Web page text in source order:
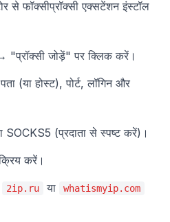
से फॉक्सीप्रॉक्सी एक्सटेंशन इंस्टॉल
"प्रॉक्सी जोड़ें" पर क्लिक करें।
(या होस्ट), पोर्ट, लॉगिन और
(प्रदाता से स्पष्ट करें)।
करें।
2ip.ru या whatismyip.com